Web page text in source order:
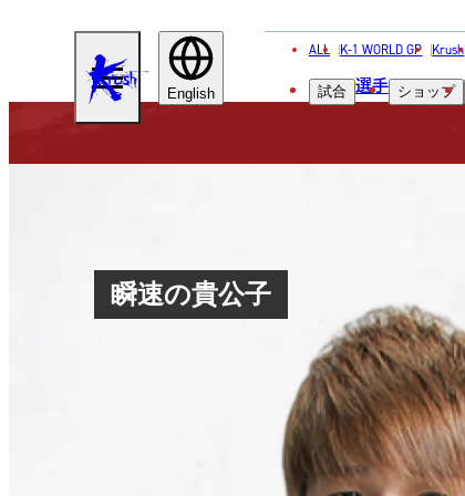
KRUSHEnglish
ALL K-1 WORLD GP Krush
試合 選手 ショップ
瞬速の貴公子